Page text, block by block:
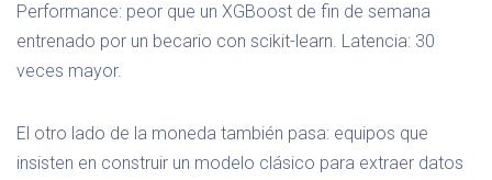
Performance: peor que un XGBoost de fin de semana
entrenado por un becario con scikit-learn. Latencia: 30
veces mayor.
El otro lado de la moneda también pasa: equipos que
insisten en construir un modelo clásico para extraer datos